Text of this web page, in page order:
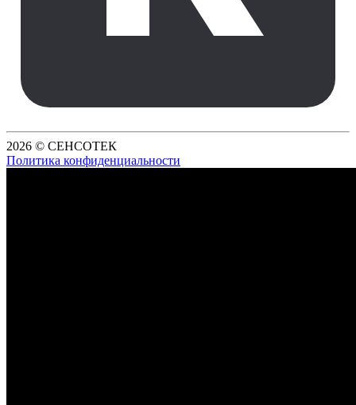
2026 © СЕНСОТЕК
Политика конфиденциальности